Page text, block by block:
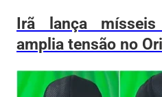
Irã lança
amplia tensão no